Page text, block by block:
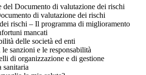
del Documento di valutazione dei rischi
di valutazione dei rischi
rischi – Il programma di miglioramento
mancati
delle società ed enti
le sanzioni e le responsabilità
di organizzazione e di gestione
sanitaria